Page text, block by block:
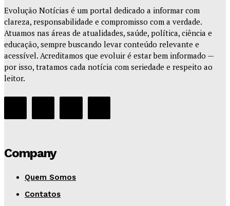
Evolução Notícias é um portal dedicado a informar com
clareza, responsabilidade e compromisso com a verdade.
Atuamos nas áreas de atualidades, saúde, política, ciência e
educação, sempre buscando levar conteúdo relevante e
acessível. Acreditamos que evoluir é estar bem informado —
por isso, tratamos cada notícia com seriedade e respeito ao
leitor.
Company
Quem Somos
Contatos